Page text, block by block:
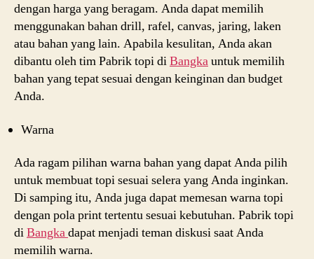
dengan harga yang beragam. Anda dapat memilih
menggunakan bahan drill, rafel, canvas, jaring, laken
atau bahan yang lain. Apabila kesulitan, Anda akan
dibantu oleh tim Pabrik topi diBangkauntuk memilih
bahan yang tepat sesuai dengan keinginan dan budget
Anda.
Warna
Ada ragam pilihan warna bahan yang dapat Anda pilih
untuk membuat topi sesuai selera yang Anda inginkan.
Di samping itu, Anda juga dapat memesan warna topi
dengan pola print tertentu sesuai kebutuhan. Pabrik topi
diBangkadapat menjadi teman diskusi saat Anda
memilih warna.